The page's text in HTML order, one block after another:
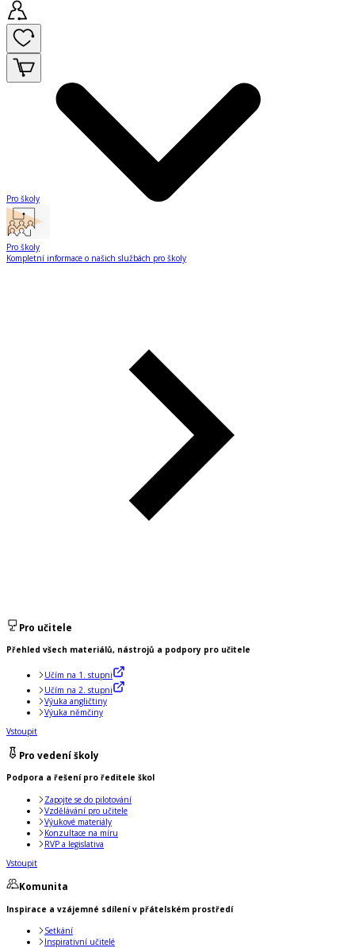
Pro školy
Pro školy
Kompletní informace o našich službách pro školy
Pro učitele
Přehled všech materiálů, nástrojů a podpory pro učitele
Učím na 1. stupni
Učím na 2. stupni
Výuka angličtiny
Výuka němčiny
Vstoupit
Pro vedení školy
Podpora a řešení pro ředitele škol
Zapojte se do pilotování
Vzdělávání pro učitele
Výukové materiály
Konzultace na míru
RVP a legislativa
Vstoupit
Komunita
Inspirace a vzájemné sdílení v přátelském prostředí
Setkání
Inspirativní učitelé